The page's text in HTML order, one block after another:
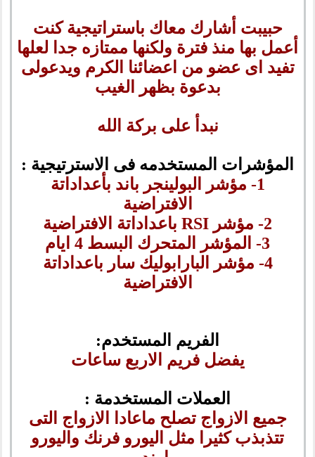
حبيبت أشارك معاك باستراتيجية كنت
أعمل بها منذ فترة ولكنها ممتازه جدا لعلها
تفيد اى عضو من اعضائنا الكرم ويدعولى
بدعوة بظهر الغيب
نبدأ على بركة الله
المؤشرات المستخدمه فى الاسترتيجية :
1- مؤشر البولينجر باند بأعداداتة
الافتراضية
2- مؤشر RSI باعداداتة الافتراضية
3- المؤشر المتحرك البسط 4 ايام
4- مؤشر البارابوليك سار باعداداتة
الافتراضية
الفريم المستخدم:
يفضل فريم الاربع ساعات
العملات المستخدمة :
جميع الازواج تصلح ماعادا الازواج التى
تتذبذب كثيرا مثل اليورو فرنك واليورو